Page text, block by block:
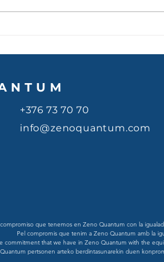
+376 73 70 70
info@zenoquantum.com
que tenemos en Zeno Quantum con la
Pel compromis que tenim a Zeno Quantum amb la
commitment that we have in Zeno Quantum with the
pertsonen arteko berdintasunarekin duen